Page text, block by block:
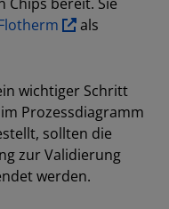
als
wichtiger Schritt
Prozessdiagramm
sollten die
zur Validierung
werden.